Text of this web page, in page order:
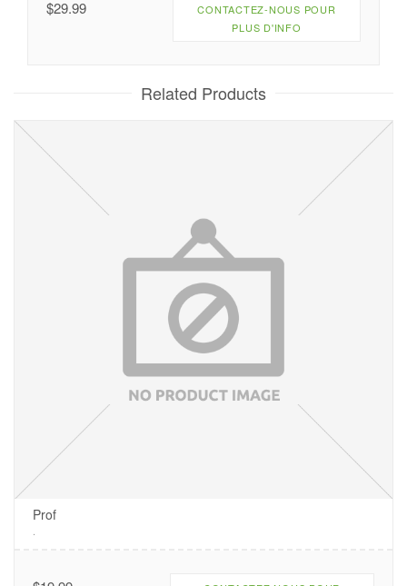
$29.99
CONTACTEZ-NOUS POUR
PLUS D'INFO
Related Products
Prof